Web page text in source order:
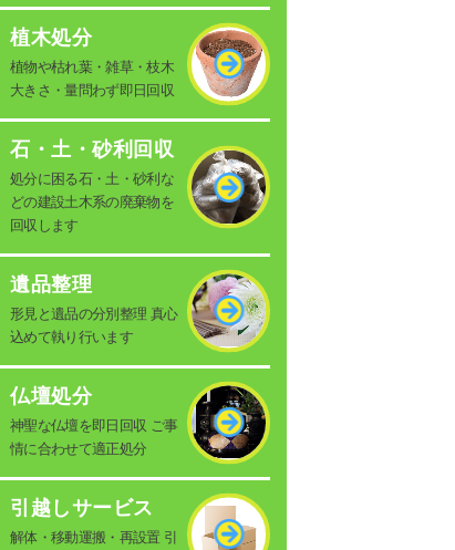
植木処分
植物や枯れ葉・雑草・枝木
大きさ・量問わず即日回収
石・土・砂利回収
処分に困る石・土・砂利な
どの建設土木系の廃棄物を
回収します
遺品整理
形見と遺品の分別整理 真心
込めて執り行います
仏壇処分
神聖な仏壇を即日回収 ご事
情に合わせて適正処分
引越しサービス
解体・移動運搬・再設置 引